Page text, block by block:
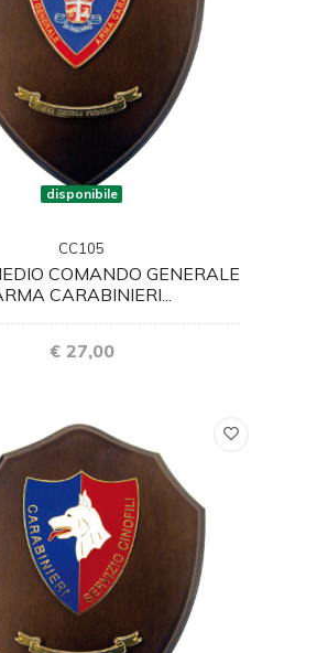
disponibile
CC105
COMANDO GENERALE
CARABINIERI...
€ 27,00